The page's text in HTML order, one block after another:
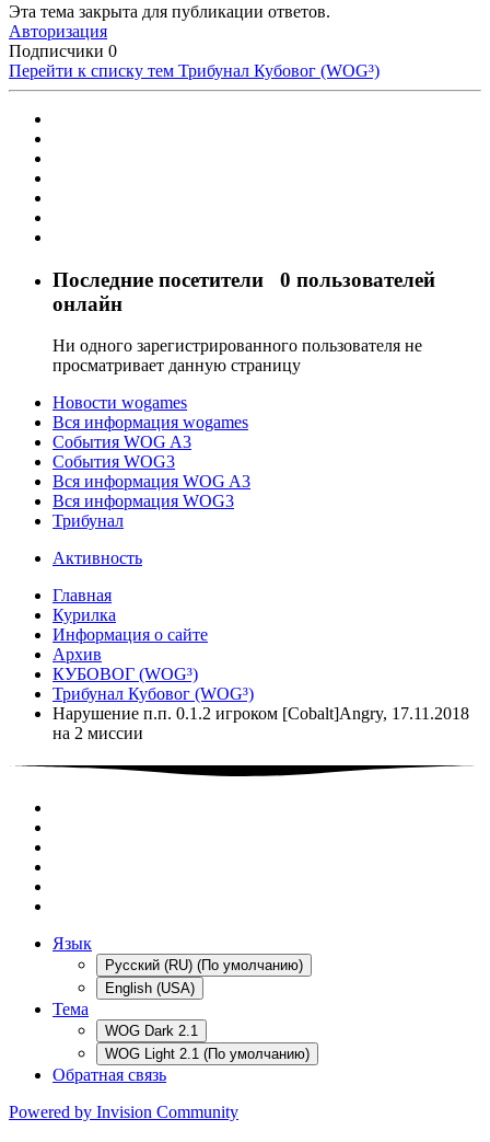
Эта тема закрыта для публикации ответов.
Авторизация
Подписчики 0
Перейти к списку тем Трибунал Кубовог (WOG³)
Последние посетители 0 пользователей
онлайн
Ни одного зарегистрированного пользователя не
просматривает данную страницу
Новости wogames
Вся информация wogames
События WOG A3
События WOG3
Вся информация WOG A3
Вся информация WOG3
Трибунал
Активность
Главная
Курилка
Информация о сайте
Архив
КУБОВОГ (WOG³)
Трибунал Кубовог (WOG³)
Нарушение п.п. 0.1.2 игроком [Cobalt]Angry, 17.11.2018
на 2 миссии
Язык
Русский (RU) (По умолчанию)
English (USA)
Тема
WOG Dark 2.1
WOG Light 2.1 (По умолчанию)
Обратная связь
Powered by Invision Community